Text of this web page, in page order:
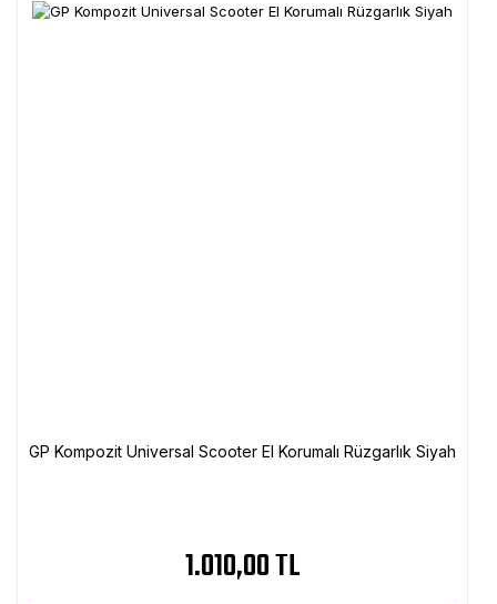
GP Kompozit Universal Scooter El Korumalı Rüzgarlık Siyah
1.010,00 TL